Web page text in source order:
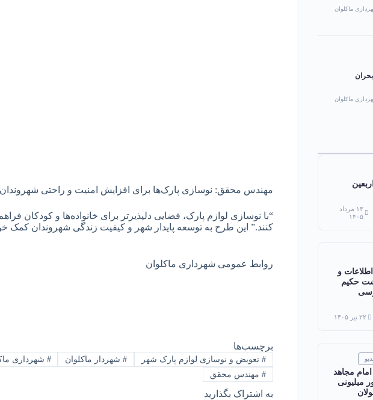
مهندس محقق: نوسازی پارک‌ها برای افزایش امنیت و راحتی شهروندان
“با نوسازی لوازم پارک، فضایی دلپذیرتر برای خانواده‌ها و کودکان
کنند.” این طرح به توسعه پایدار شهر و کیفیت زندگی شهروندان کمک
روابط عمومی شهرداری ماکلوان
برچسب‌ها
#تعویض و نوسازی لوازم پارک شهر #شهردار ماکلوان # شهرداری
#مهندس محقق
به اشتراک بگذارید
ماکلوان
ماکلوان
۱۳ مرداد
۱۴۰۵
و
حکیم
۲۲ تیر ۱۴۰۵
امام مجاهد
میلیونی